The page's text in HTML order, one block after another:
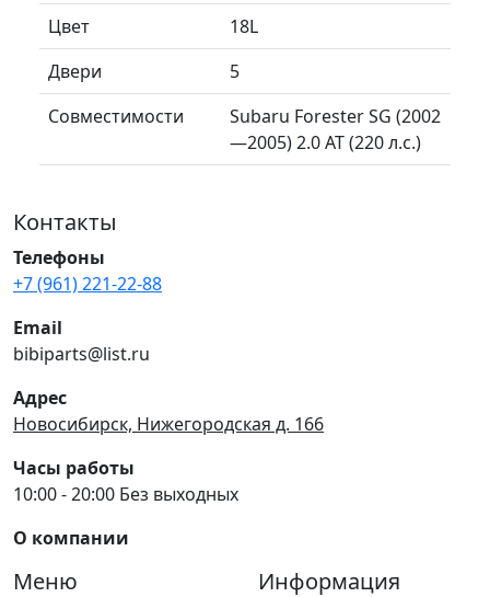
Цвет
18L
Двери
5
Совместимости
Subaru Forester SG (2002
—2005) 2.0 AT (220 л.с.)
Контакты
Телефоны
+7 (961) 221-22-88
Email
bibiparts@list.ru
Адрес
Новосибирск, Нижегородская д. 166
Часы работы
10:00 - 20:00 Без выходных
О компании
Меню Информация